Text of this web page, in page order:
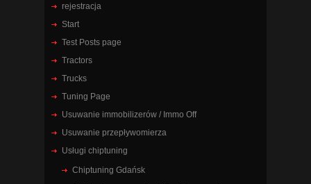
rejestracja
Start
Test Posts page
Tractors
Trucks
Tuning Page
Usuwanie immobilizerów / Immo Off
Usuwanie przepływomierza
Usługi chiptuning
Chiptuning Gdańsk